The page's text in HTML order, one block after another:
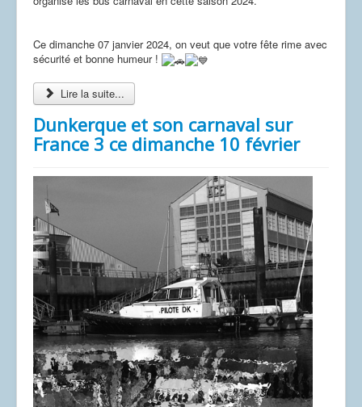
Ce dimanche 07 janvier 2024, on veut que votre fête rime avec
sécurité et bonne humeur !
Lire la suite...
Dunkerque et son carnaval sur
France 3 ce dimanche 10 février